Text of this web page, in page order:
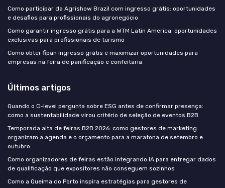
Como participar da Agrishow Brazil com ingresso grátis: oportunidades
e desafios para profissionais do agronegócio
Como garantir ingresso grátis para a WTM Latin America: oportunidades
exclusivas para profissionais de turismo
Como obter fipan ingresso grátis e maximizar oportunidades para
empresas na feira de panificação e confeitaria
Últimos artigos
Quando o C-level pergunta sobre ESG antes de confirmar presença:
como a sustentabilidade virou critério de seleção de eventos B2B
Temporada alta de feiras B2B 2026: como gestores de marketing
organizam a agenda e o orçamento para a maratona de setembro e
outubro
Como organizadores de feiras estão integrando IA para entregar dados
de qualificação que expositores não conseguem sozinhos
Como a Queima do Porto inspira estratégias para gestores de